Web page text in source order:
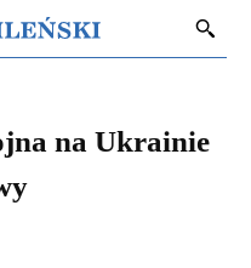
na Ukrainie